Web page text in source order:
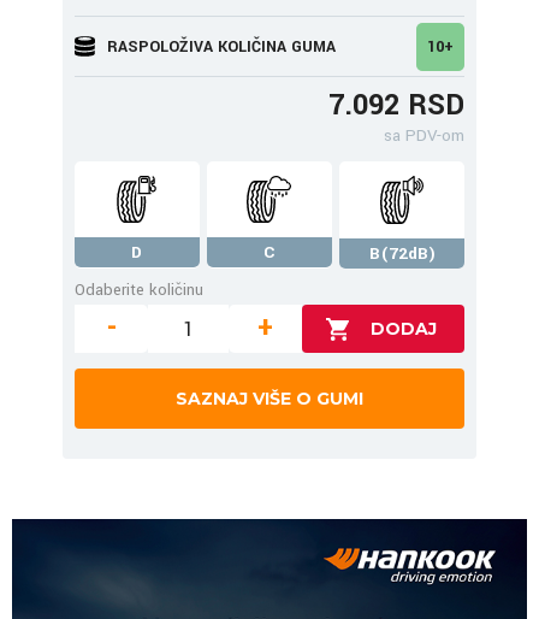
RASPOLOŽIVA KOLIČINA GUMA 10+
7.092 RSD
sa PDV-om
D C
B(72dB)
Odaberite količinu
- +
SAZNAJ VIŠE O GUMI